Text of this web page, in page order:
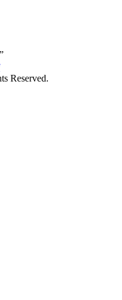
Reserved.